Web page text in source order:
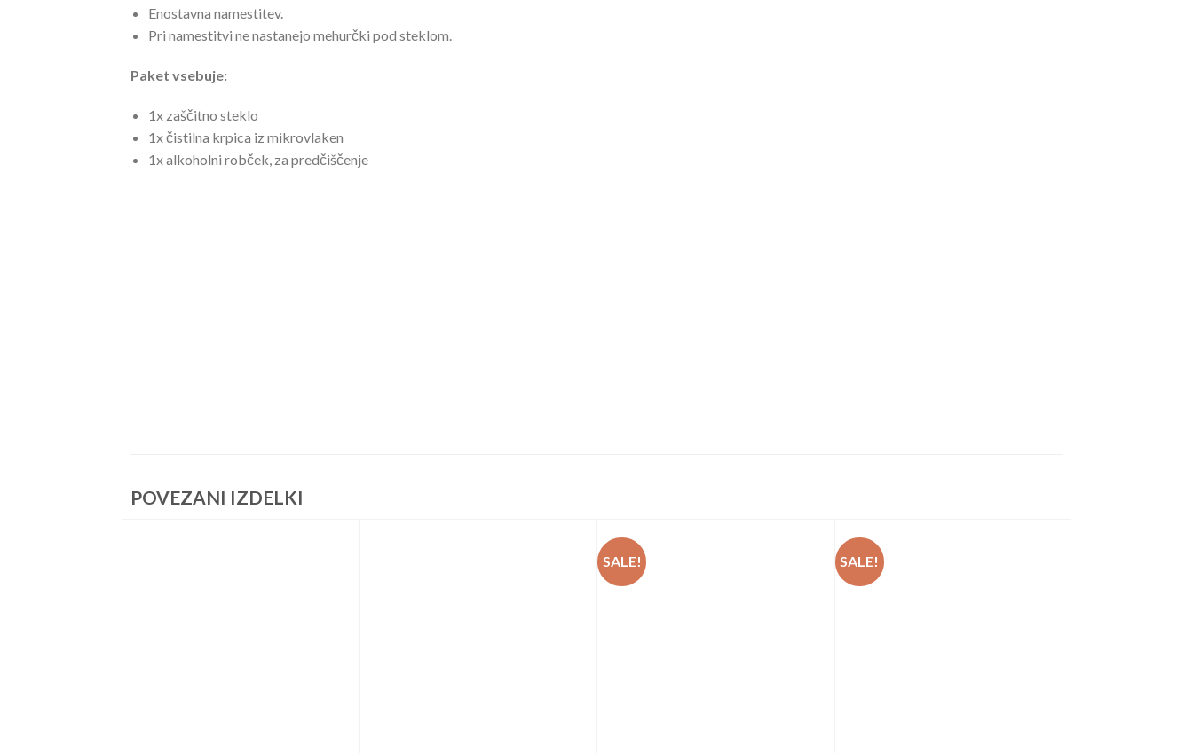
Enostavna namestitev.
Pri namestitvi ne nastanejo mehurčki pod steklom.
Paket vsebuje:
1x zaščitno steklo
1x čistilna krpica iz mikrovlaken
1x alkoholni robček, za predčiščenje
POVEZANI IZDELKI
SALE! SALE!